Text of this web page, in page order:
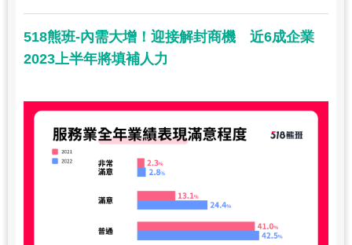
518熊班-內需大增！迎接解封商機 近6成企業
2023上半年將填補人力